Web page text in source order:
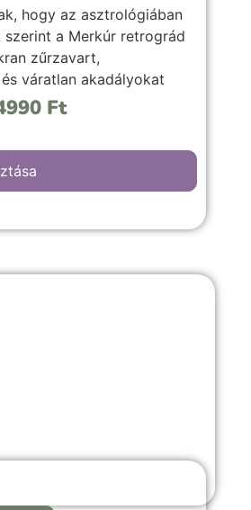
hogy az asztrológiában
a Merkúr retrográd
zűrzavart,
váratlan akadályokat
javasolt ilyenkor új
kommunikációt
terveket? Vajon csak az
mélyebb jelentéssel is
Ft